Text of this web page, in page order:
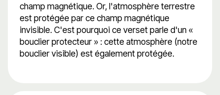
champ magnétique. Or, l'atmosphère terrestre
est protégée par ce champ magnétique
invisible. C'est pourquoi ce verset parle d'un «
bouclier protecteur » : cette atmosphère (notre
bouclier visible) est également protégée.